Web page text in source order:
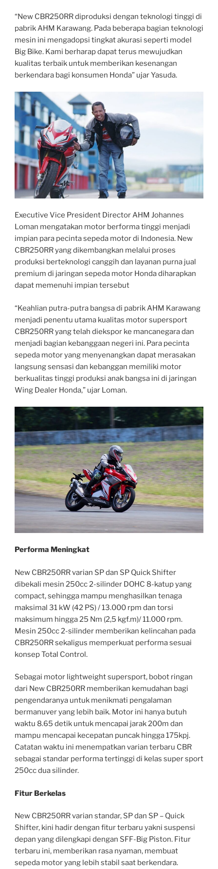
“New CBR250RR diproduksi dengan teknologi tinggi di
pabrik AHM Karawang. Pada beberapa bagian teknologi
mesin ini mengadopsi tingkat akurasi seperti model
Big Bike. Kami berharap dapat terus mewujudkan
kualitas terbaik untuk memberikan kesenangan
berkendara bagi konsumen Honda” ujar Yasuda.
Executive Vice President Director AHM Johannes
Loman mengatakan motor berforma tinggi menjadi
impian para pecinta sepeda motor di Indonesia. New
CBR250RR yang dikembangkan melalui proses
produksi berteknologi canggih dan layanan purna jual
premium di jaringan sepeda motor Honda diharapkan
dapat memenuhi impian tersebut
“Keahlian putra-putra bangsa di pabrik AHM Karawang
menjadi penentu utama kualitas motor supersport
CBR250RR yang telah diekspor ke mancanegara dan
menjadi bagian kebanggaan negeri ini. Para pecinta
sepeda motor yang menyenangkan dapat merasakan
langsung sensasi dan kebanggan memiliki motor
berkualitas tinggi produksi anak bangsa ini di jaringan
Wing Dealer Honda,” ujar Loman.
Performa Meningkat
New CBR250RR varian SP dan SP Quick Shifter
dibekali mesin 250cc 2-silinder DOHC 8-katup yang
compact, sehingga mampu menghasilkan tenaga
maksimal 31 kW (42 PS) / 13.000 rpm dan torsi
maksimum hingga 25 Nm (2,5 kgf.m)/ 11.000 rpm.
Mesin 250cc 2-silinder memberikan kelincahan pada
CBR250RR sekaligus memperkuat performa sesuai
konsep Total Control.
Sebagai motor lightweight supersport, bobot ringan
dari New CBR250RR memberikan kemudahan bagi
pengendaranya untuk menikmati pengalaman
bermanuver yang lebih baik. Motor ini hanya butuh
waktu 8.65 detik untuk mencapai jarak 200m dan
mampu mencapai kecepatan puncak hingga 175kpj.
Catatan waktu ini menempatkan varian terbaru CBR
sebagai standar performa tertinggi di kelas super sport
250cc dua silinder.
Fitur Berkelas
New CBR250RR varian standar, SP dan SP – Quick
Shifter, kini hadir dengan fitur terbaru yakni suspensi
depan yang dilengkapi dengan SFF-Big Piston. Fitur
terbaru ini, memberikan rasa nyaman, membuat
sepeda motor yang lebih stabil saat berkendara.